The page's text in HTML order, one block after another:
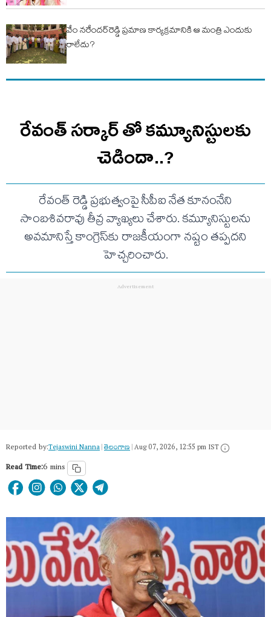
వేం నరేందర్‌రెడ్డి ప్రమాణ కార్యక్రమానికి ఆ మంత్రి ఎందుకు
రాలేదు?
రేవంత్ సర్కార్ తో కమ్యూనిస్టులకు
చెడిందా..?
రేవంత్ రెడ్డి ప్రభుత్వంపై సీపీఐ నేత కూనంనేని
సాంబశివరావు తీవ్ర వ్యాఖ్యలు చేశారు. కమ్యూనిస్టులను
అవమానిస్తే కాంగ్రెస్‌కు రాజకీయంగా నష్టం తప్పదని
హెచ్చరించారు.
Reported by:Tejaswini Nanna|తెలంగాణ‌|Aug 07, 2026, 12:55 pm IST
Read Time:6 mins